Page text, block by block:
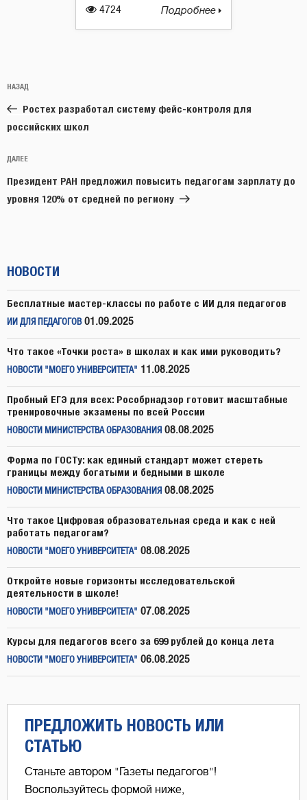
4724 Подробнее
по
записям
Предыдущая
запись:
НАЗАД
Ростех разработал систему фейс-контроля для
российских школ
Следующая
запись
ДАЛЕЕ
Президент РАН предложил повысить педагогам зарплату до
уровня 120% от средней по региону
НОВОСТИ
Бесплатные мастер-классы по работе с ИИ для педагогов
ИИ ДЛЯ ПЕДАГОГОВ 01.09.2025
Что такое «Точки роста» в школах и как ими руководить?
НОВОСТИ "МОЕГО УНИВЕРСИТЕТА" 11.08.2025
Пробный ЕГЭ для всех: Рособрнадзор готовит масштабные
тренировочные экзамены по всей России
НОВОСТИ МИНИСТЕРСТВА ОБРАЗОВАНИЯ 08.08.2025
Форма по ГОСТу: как единый стандарт может стереть
границы между богатыми и бедными в школе
НОВОСТИ МИНИСТЕРСТВА ОБРАЗОВАНИЯ 08.08.2025
Что такое Цифровая образовательная среда и как с ней
работать педагогам?
НОВОСТИ "МОЕГО УНИВЕРСИТЕТА" 08.08.2025
Откройте новые горизонты исследовательской
деятельности в школе!
НОВОСТИ "МОЕГО УНИВЕРСИТЕТА" 07.08.2025
Курсы для педагогов всего за 699 рублей до конца лета
НОВОСТИ "МОЕГО УНИВЕРСИТЕТА" 06.08.2025
ПРЕДЛОЖИТЬ НОВОСТЬ ИЛИ
СТАТЬЮ
Станьте автором "Газеты педагогов"!
Воспользуйтесь формой ниже,